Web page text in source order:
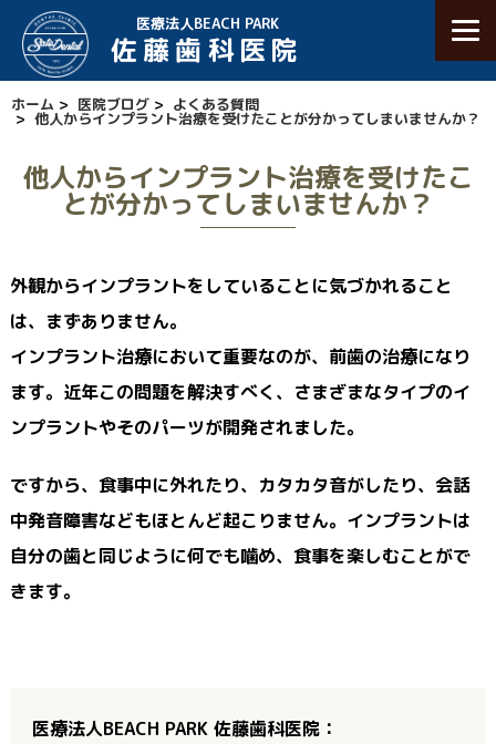
医療法人BEACH PARK
佐藤歯科医院
ホーム > 医院ブログ > よくある質問
> 他人からインプラント治療を受けたことが分かってしまいませんか？
他人からインプラント治療を受けたこ
とが分かってしまいませんか？
外観からインプラントをしていることに気づかれること
は、まずありません。
インプラント治療において重要なのが、前歯の治療になり
ます。近年この問題を解決すべく、さまざまなタイプのイ
ンプラントやそのパーツが開発されました。
ですから、食事中に外れたり、カタカタ音がしたり、会話
中発音障害などもほとんど起こりません。インプラントは
自分の歯と同じように何でも噛め、食事を楽しむことがで
きます。
医療法人BEACH PARK 佐藤歯科医院：